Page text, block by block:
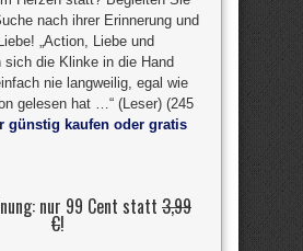
nach ihrer Erinnerung und
„Action, Liebe und
sich die Klinke in die Hand
nie langweilig, egal wie
gelesen hat …“ (Leser) (245
günstig kaufen oder gratis
nur 99 Cent statt 3,99
€!